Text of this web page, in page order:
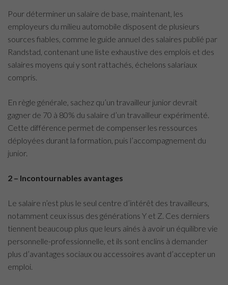
Pour déterminer un salaire de base, maintenant, les
employeurs du milieu automobile disposent de plusieurs
sources fiables, comme le guide annuel des salaires publié par
Randstad, contenant une liste exhaustive des emplois et des
salaires moyens qui y sont rattachés, échelons salariaux
compris.
En règle générale, sachez qu’un travailleur junior devrait
gagner de 70 à 80% du salaire d’un travailleur expérimenté.
Cette différence permet de compenser les ressources
déployées durant la formation, puis l’accompagnement du
junior.
2 – Incontournables avantages
Le salaire n’est plus le seul centre d’intérêt des travailleurs,
notamment ceux issus des générations Y et Z. Ces derniers
tiennent beaucoup plus que leurs aînés à avoir un équilibre vie
personnelle-professionnelle, et ils sont enclins à demander
plus d’avantages sociaux ou accessoires avant d’accepter un
emploi.